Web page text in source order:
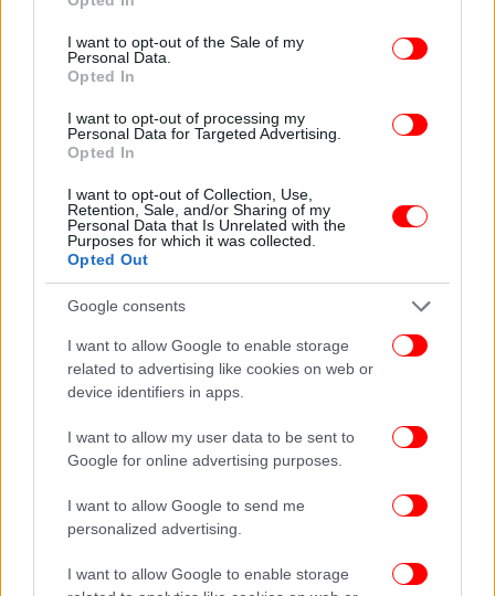
use your data for below specified purposes in below Google
consent section.
I want to opt-out of the Sale of my
Personal Data.
Opted In
I want to opt-out of processing my
Personal Data for Targeted Advertising.
Opted In
I want to opt-out of Collection, Use,
Retention, Sale, and/or Sharing of my
Personal Data that Is Unrelated with the
Purposes for which it was collected.
Opted Out
Google consents
I want to allow Google to enable storage
related to advertising like cookies on web or
device identifiers in apps.
I want to allow my user data to be sent to
Google for online advertising purposes.
I want to allow Google to send me
personalized advertising.
I want to allow Google to enable storage
Φωτό και βίντεο σοκ από την επίθεση του Ιράν στο
διεθνές αεροδρόμιο του Κουβέιτ -Εικόνες απόλυτης
καταστροφής, ένας νεκρός
Άδωνις: «Έτσι βρέθηκα στο ίδιο τραπέζι με τον
Ανδρουλάκη στον Μασούτη -Γι' αυτό έκανε διαρροή, δεν
Πανελλαδικές 2026: Για πολύ καλά διαβασμένους τα
Αρχαία, πιο δύσκολα από πέρυσι τα θέματα σε
Μαθηματικά και Βιολογία